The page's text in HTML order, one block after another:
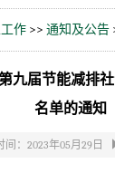
作 >> 通知及公告
九届节能减排
名单的通知
：2023年05月29日